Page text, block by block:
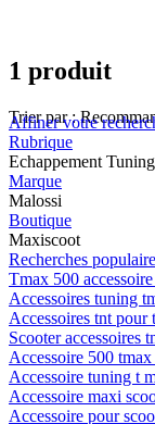
1 produit
Trier par :
Affiner votre
Rubrique
Echappement Tuning
Marque
Malossi
Boutique
Maxiscoot
Recherches
Tmax 500
Accessoires tuning
Accessoires tnt pour
Scooter accessoires
Accessoire 500
Accessoire tuning t
Accessoire maxi
Accessoire pour